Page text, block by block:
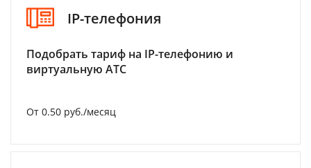
IP-телефония
Подобрать тариф на IP-телефонию и
виртуальную АТС
От 0.50 руб./месяц